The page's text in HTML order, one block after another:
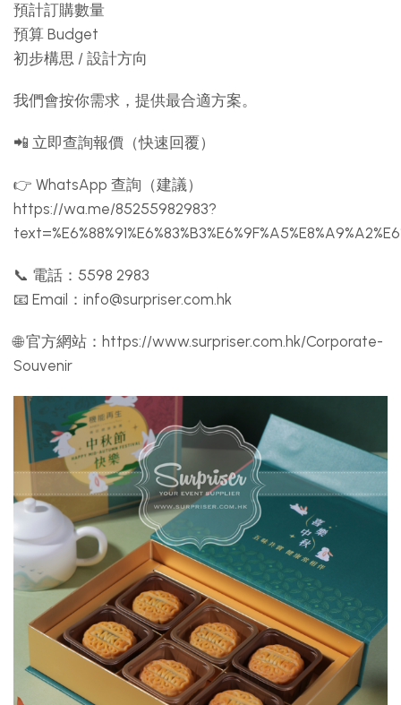
預計訂購數量
預算 Budget
初步構思 / 設計方向
我們會按你需求，提供最合適方案。
📲 立即查詢報價（快速回覆）
👉 WhatsApp 查詢（建議）
https://wa.me/85255982983?
📞 電話：5598 2983
📧 Email： info@surpriser.com.hk
🌐 官方網站：https://www.surpriser.com.hk/Corporate-
Souvenir